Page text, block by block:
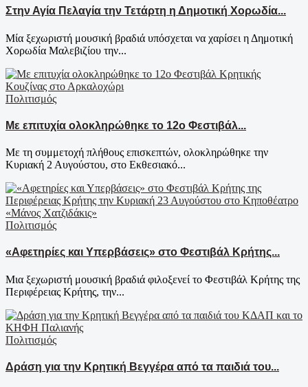
Στην Αγία Πελαγία την Τετάρτη η Δημοτική Χορωδία...
Μία ξεχωριστή μουσική βραδιά υπόσχεται να χαρίσει η Δημοτική
Χορωδία Μαλεβιζίου την...
Πολιτισμός
Με επιτυχία ολοκληρώθηκε το 12ο Φεστιβάλ...
Με τη συμμετοχή πλήθους επισκεπτών, ολοκληρώθηκε την
Κυριακή 2 Αυγούστου, στο Εκθεσιακό...
Πολιτισμός
«Αφετηρίες και Υπερβάσεις» στο Φεστιβάλ Κρήτης...
Μια ξεχωριστή μουσική βραδιά φιλοξενεί το Φεστιβάλ Κρήτης της
Περιφέρειας Κρήτης, την...
Πολιτισμός
Δράση για την Κρητική Βεγγέρα από τα παιδιά του...